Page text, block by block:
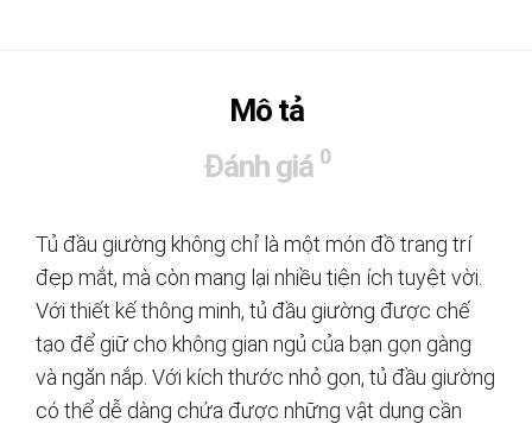
Mô tả
Đánh giá 0
Tủ đầu giường không chỉ là một món đồ trang trí
đẹp mắt, mà còn mang lại nhiều tiện ích tuyệt vời.
Với thiết kế thông minh, tủ đầu giường được chế
tạo để giữ cho không gian ngủ của bạn gọn gàng
và ngăn nắp. Với kích thước nhỏ gọn, tủ đầu giường
có thể dễ dàng chứa được những vật dụng cần